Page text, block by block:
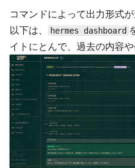
コマンドによって出力形式
以下は、
hermes dashboard
イトにとんで、過去の内容や